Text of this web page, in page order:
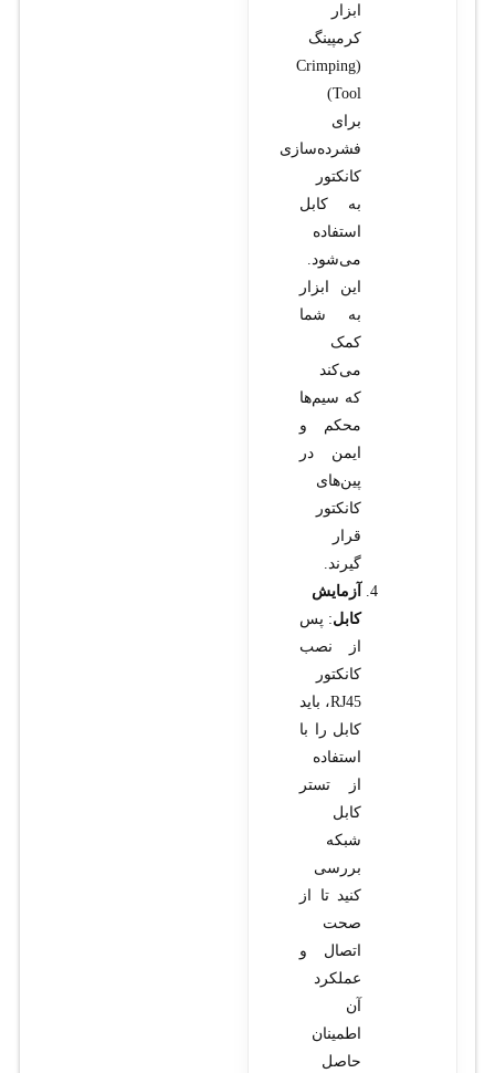
ابزار
کرمپینگ
(Crimping
Tool)
برای
فشرده‌سازی
کانکتور
به کابل
استفاده
می‌شود.
این ابزار
به شما
کمک
می‌کند
که سیم‌ها
محکم و
ایمن در
پین‌های
کانکتور
قرار
گیرند.
آزمایش
کابل: پس
از نصب
کانکتور
RJ45، باید
کابل را با
استفاده
از تستر
کابل
شبکه
بررسی
کنید تا از
صحت
اتصال و
عملکرد
آن
اطمینان
حاصل